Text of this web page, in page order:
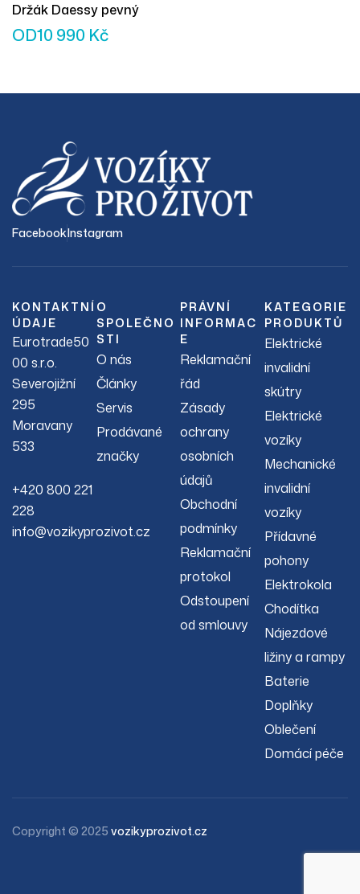
Držák Daessy pevný
OD10 990 Kč
FacebookInstagram
KONTAKTNÍ
ÚDAJE
Eurotrade50
00 s.r.o.
Severojižní
295
Moravany
533
+420 800 221
228
info@vozikyprozivot.cz
O
SPOLEČNO
STI
O nás
Články
Servis
Prodávané
značky
PRÁVNÍ
INFORMAC
E
Reklamační
řád
Zásady
ochrany
osobních
údajů
Obchodní
podmínky
Reklamační
protokol
Odstoupení
od smlouvy
KATEGORIE
PRODUKTŮ
Elektrické
invalidní
skútry
Elektrické
vozíky
Mechanické
invalidní
vozíky
Přídavné
pohony
Elektrokola
Chodítka
Nájezdové
ližiny a rampy
Baterie
Doplňky
Oblečení
Domácí péče
Copyright © 2025 vozikyprozivot.cz